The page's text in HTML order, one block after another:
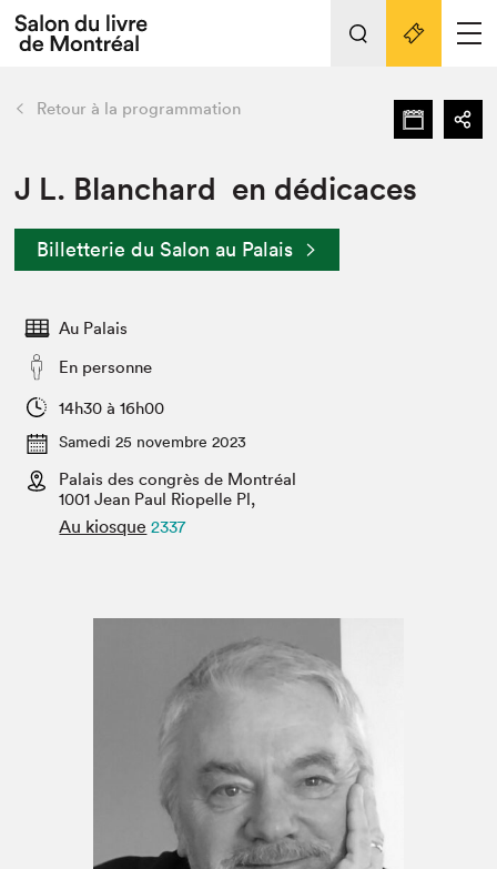
Espace exposant⋅e⋅s
Espace enseignant·e·s
Espace médias
L'événement
Préparer sa visite au Salon
Actualités
SLM PRO
retour Nos activités
Préparer sa visite
Salon dans la ville et en ligne
Projets partenaires
Liens pratiques
Retour à la programmation
J L. Blanchard en dédicaces
Billetterie du Salon au Palais
Au Palais
En personne
14h30 à 16h00
Samedi 25 novembre 2023
Palais des congrès de Montréal
1001 Jean Paul Riopelle Pl,
Au kiosque 2337